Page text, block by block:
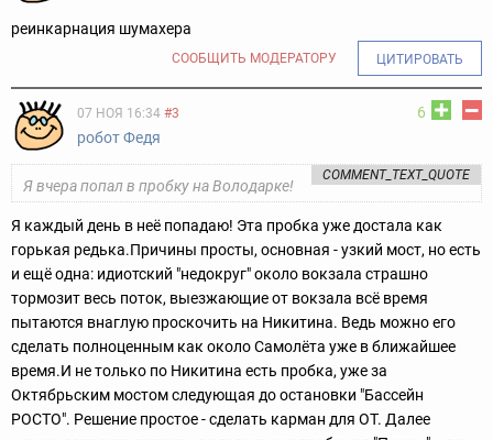
реинкарнация шумахера
СООБЩИТЬ МОДЕРАТОРУ ЦИТИРОВАТЬ
6
07 НОЯ 16:34 #3
робот Федя
COMMENT_TEXT_QUOTE
Я вчера попал в пробку на Володарке!
Я каждый день в неё попадаю! Эта пробка уже достала как
горькая редька.Причины просты, основная - узкий мост, но есть
и ещё одна: идиотский "недокруг" около вокзала страшно
тормозит весь поток, выезжающие от вокзала всё время
пытаются внаглую проскочить на Никитина. Ведь можно его
сделать полноценным как около Самолёта уже в ближайшее
время.И не только по Никитина есть пробка, уже за
Октябрьским мостом следующая до остановки "Бассейн
РОСТО". Решение простое - сделать карман для ОТ. Далее